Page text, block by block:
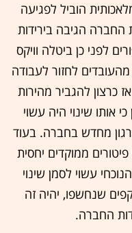
הוביל לפגיעה
החברה הגיבה בירידות
לפני כן ביטלה וויקס
לחזור לעבודה
להגביר מהירות
אותו שינוי היה עשוי
מחדש בחברה. בעוד
ממוקדים יחסית
עשוי לסמן שינוי
שנחשפו, יהיה זה
החברה.